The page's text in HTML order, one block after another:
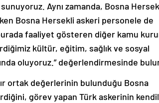
Aynı zamanda, Bosna Hersek
Bosna Hersekli askeri personele de
faaliyet gösteren diğer kamu
kültür, eğitim, sağlık ve sosyal
oluyoruz.” değerlendirmesinde
ortak değerlerinin bulunduğu Bosna
görev yapan Türk askerinin